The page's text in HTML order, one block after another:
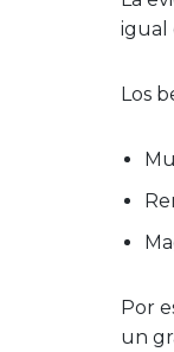
igual
Los
Por
un